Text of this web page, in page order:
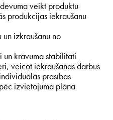
veikt produktu
produkcijas iekraušanu
izkraušanu no
krāvuma stabilitāti
veicot iekraušanas darbus
prasības
izvietojuma plāna